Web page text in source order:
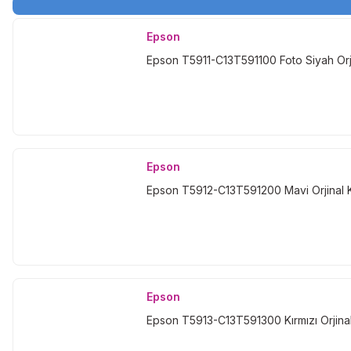
Epson
Epson T5911-C13T591100 Foto Siyah
Epson
Epson T5912-C13T591200 Mavi Orjinal
Epson
Epson T5913-C13T591300 Kırmızı